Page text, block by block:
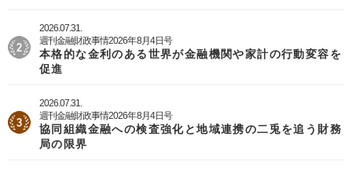
2026.07.31.
週刊金融財政事情2026年8月4日号
本格的な金利のある世界が金融機関や家計の行動変容を
促進
2026.07.31.
週刊金融財政事情2026年8月4日号
協同組織金融への検査強化と地域連携の二兎を追う財務
局の限界